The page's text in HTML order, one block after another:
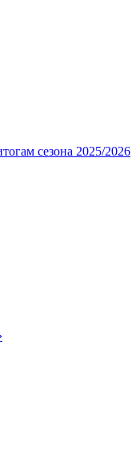
сезона 2025/2026